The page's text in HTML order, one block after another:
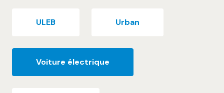
ULEB Urban
Voiture électrique